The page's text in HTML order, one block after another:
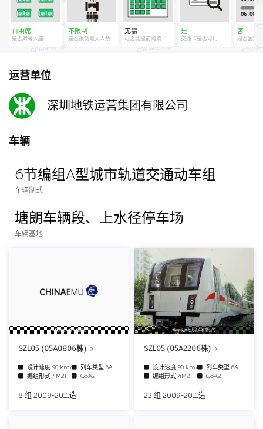
自由席
是否对号入座
不限制
是否限制最大人数
无需
可否能提前购票
是
交通卡是否可用
否
是否固定
运营单位
深圳地铁运营集团有限公司
车辆
6节编组A型城市轨道交通动车组
车辆制式
塘朗车辆段、上水径停车场
车辆基地
中车株洲电力机车有限公司
SZL05 (05A0806株)
设计速度 90 km/h 列车类型 6A
编组形式 4M2T GoA2
8 组 2009-2011造
中车株洲电力机车有限公司
SZL05 (05A2206株)
设计速度 90 km/h 列车类型 6A
编组形式 4M2T GoA2
22 组 2009-2011造